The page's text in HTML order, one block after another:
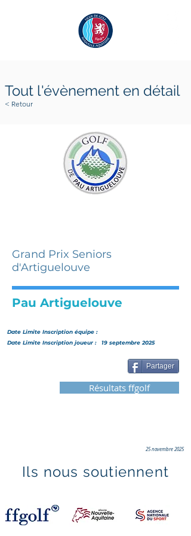
Grand Prix Seniors
d'Artiguelouve
Pau Artiguelouve
Date Limite Inscription équipe :
Date Limite Inscription joueur :
19 septembre 2025
Partager
Résultats ffgolf
25 novembre 2025
Tout l'évènement en détail
< Retour
Ils nous soutiennent